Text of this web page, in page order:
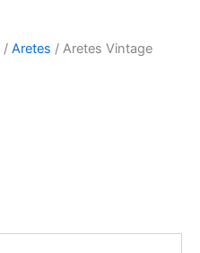
/ Aretes / Aretes Vintage